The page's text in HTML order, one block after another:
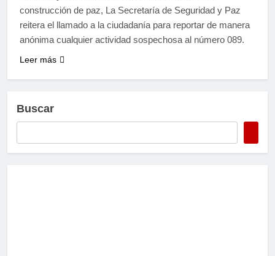
construcción de paz, La Secretaría de Seguridad y Paz
reitera el llamado a la ciudadanía para reportar de manera
anónima cualquier actividad sospechosa al número 089.
Leer más
Buscar